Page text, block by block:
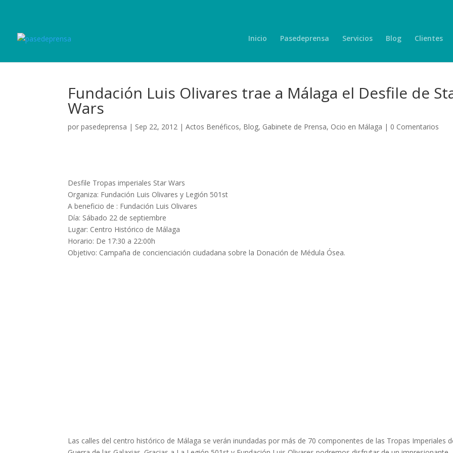
Inicio Pasedeprensa Servicios Blog Clientes
Fundación Luis Olivares trae a Málaga el Desfile de
Wars
porpasedeprensa | Sep 22, 2012 |Actos Benéficos, Blog, Gabinete de Prensa, Ocio en Málaga | 0 Comentarios
Desfile Tropas imperiales Star Wars
Organiza: Fundación Luis Olivares y Legión 501st
A beneficio de : Fundación Luis Olivares
Día: Sábado 22 de septiembre
Lugar: Centro Histórico de Málaga
Horario: De 17:30 a 22:00h
Objetivo: Campaña de concienciación ciudadana sobre la Donación de Médula Ósea.
Las calles del centro histórico de Málaga se verán inundadas por más de 70 componentes de las Tropas Imperiales